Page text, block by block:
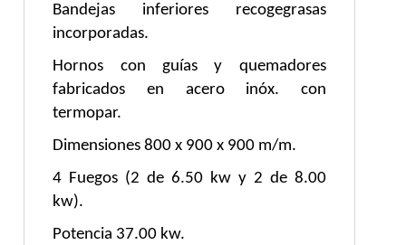
Bandejas inferiores recogegrasas
incorporadas.
Hornos con guías y quemadores
fabricados en acero inóx. con
termopar.
Dimensiones 800 x 900 x 900 m/m.
4 Fuegos (2 de 6.50 kw y 2 de 8.00
kw).
Potencia 37.00 kw.